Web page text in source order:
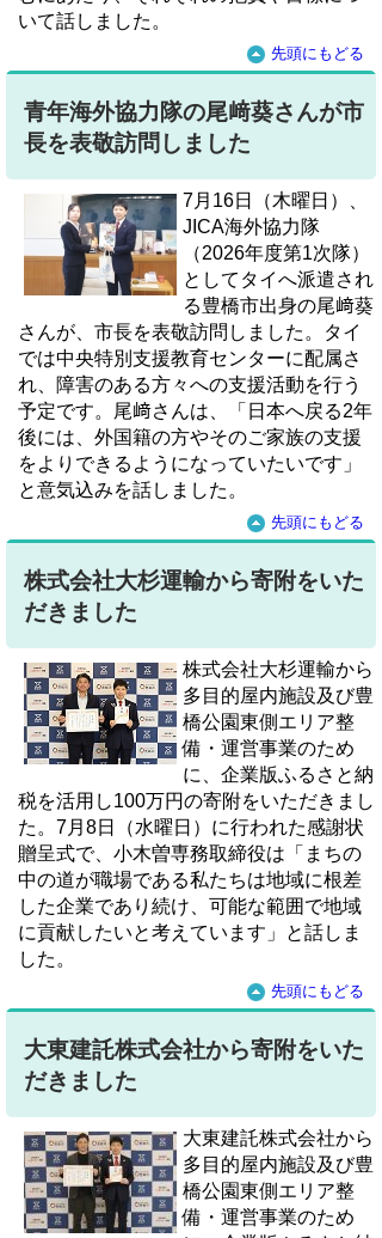
いて話しました。
先頭にもどる
青年海外協力隊の尾﨑葵さんが市
長を表敬訪問しました
7月16日（木曜日）、
JICA海外協力隊
（2026年度第1次隊）
としてタイへ派遣され
る豊橋市出身の尾﨑葵
さんが、市長を表敬訪問しました。タイ
では中央特別支援教育センターに配属さ
れ、障害のある方々への支援活動を行う
予定です。尾﨑さんは、「日本へ戻る2年
後には、外国籍の方やそのご家族の支援
をよりできるようになっていたいです」
と意気込みを話しました。
先頭にもどる
株式会社大杉運輸から寄附をいた
だきました
株式会社大杉運輸から
多目的屋内施設及び豊
橋公園東側エリア整
備・運営事業のため
に、企業版ふるさと納
税を活用し100万円の寄附をいただきまし
た。7月8日（水曜日）に行われた感謝状
贈呈式で、小木曽専務取締役は「まちの
中の道が職場である私たちは地域に根差
した企業であり続け、可能な範囲で地域
に貢献したいと考えています」と話しま
した。
先頭にもどる
大東建託株式会社から寄附をいた
だきました
大東建託株式会社から
多目的屋内施設及び豊
橋公園東側エリア整
備・運営事業のため